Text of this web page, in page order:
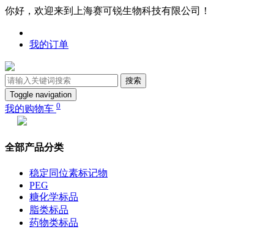
你好，欢迎来到上海赛可锐生物科技有限公司！
我的订单
搜索
Toggle navigation
我的购物车 0
全部产品分类
稳定同位素标记物
PEG
糖化学标品
脂类标品
药物类标品